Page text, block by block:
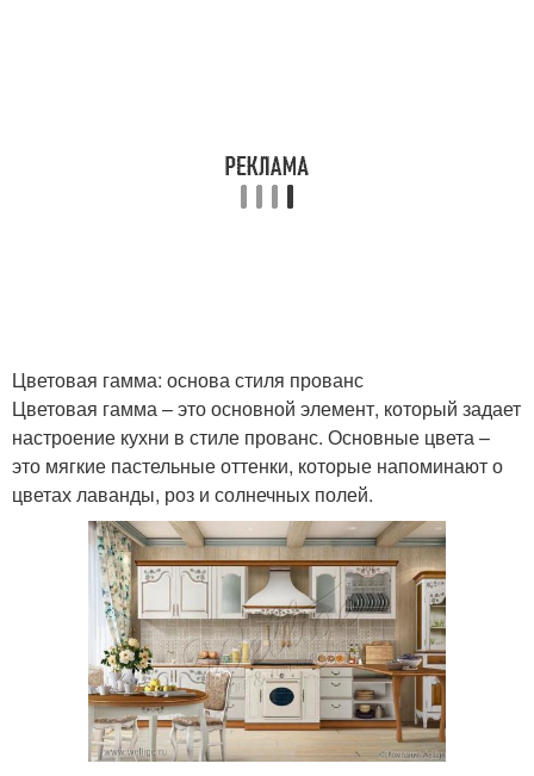
Цветовая гамма: основа стиля прованс
Цветовая гамма – это основной элемент, который задает
настроение кухни в стиле прованс. Основные цвета –
это мягкие пастельные оттенки, которые напоминают о
цветах лаванды, роз и солнечных полей.